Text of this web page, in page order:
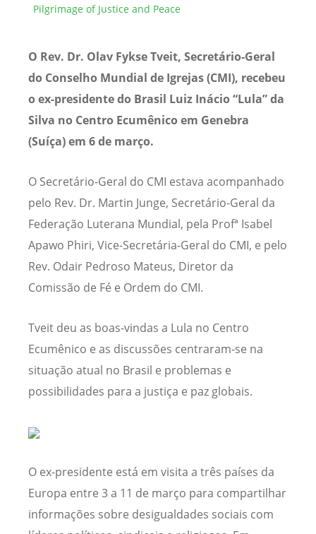
Pilgrimage of Justice and Peace
O Rev. Dr. Olav Fykse Tveit, Secretário-Geral
do Conselho Mundial de Igrejas (CMI), recebeu
o ex-presidente do Brasil Luiz Inácio “Lula” da
Silva no Centro Ecumênico em Genebra
(Suíça) em 6 de março.
O Secretário-Geral do CMI estava acompanhado
pelo Rev. Dr. Martin Junge, Secretário-Geral da
Federação Luterana Mundial, pela Profª Isabel
Apawo Phiri, Vice-Secretária-Geral do CMI, e pelo
Rev. Odair Pedroso Mateus, Diretor da
Comissão de Fé e Ordem do CMI.
Tveit deu as boas-vindas a Lula no Centro
Ecumênico e as discussões centraram-se na
situação atual no Brasil e problemas e
possibilidades para a justiça e paz globais.
O ex-presidente está em visita a três países da
Europa entre 3 a 11 de março para compartilhar
informações sobre desigualdades sociais com